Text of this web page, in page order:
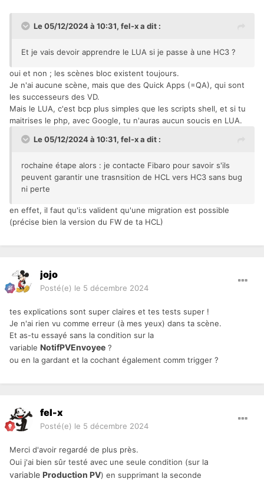
Le 05/12/2024 à 10:31, fel-xa dit :
Et je vais devoir apprendre le LUA si je passe à une HC3 ?
oui et non ; les scènes bloc existent toujours.
Je n'ai aucune scène, mais que des Quick Apps (=QA), qui sont
les successeurs des VD.
Mais le LUA, c'est bcp plus simples que les scripts shell, et si tu
maitrises le php, avec Google, tu n'auras aucun soucis en LUA.
Le 05/12/2024 à 10:31, fel-xa dit :
rochaine étape alors : je contacte Fibaro pour savoir s'ils
peuvent garantir une trasnsition de HCL vers HC3 sans bug
ni perte
en effet, il faut qu'i:s valident qu'une migration est possible
(précise bien la version du FW de ta HCL)
jojo
Posté(e) le 5 décembre 2024
tes explications sont super claires et tes tests super !
Je n'ai rien vu comme erreur (à mes yeux) dans ta scène.
Et as-tu essayé sans la condition sur la
variable NotifPVEnvoyee ?
ou en la gardant et la cochant également comm trigger ?
fel-x
Posté(e) le 5 décembre 2024
Merci d'avoir regardé de plus près.
Oui j'ai bien sûr testé avec une seule condition (sur la
variable Production PV) en supprimant la seconde